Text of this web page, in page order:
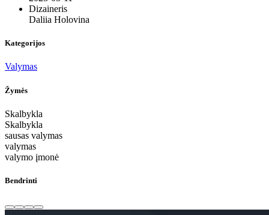
Dizaineris
Daliia Holovina
Kategorijos
Valymas
Žymės
Skalbykla
Skalbykla
sausas valymas
valymas
valymo įmonė
Bendrinti